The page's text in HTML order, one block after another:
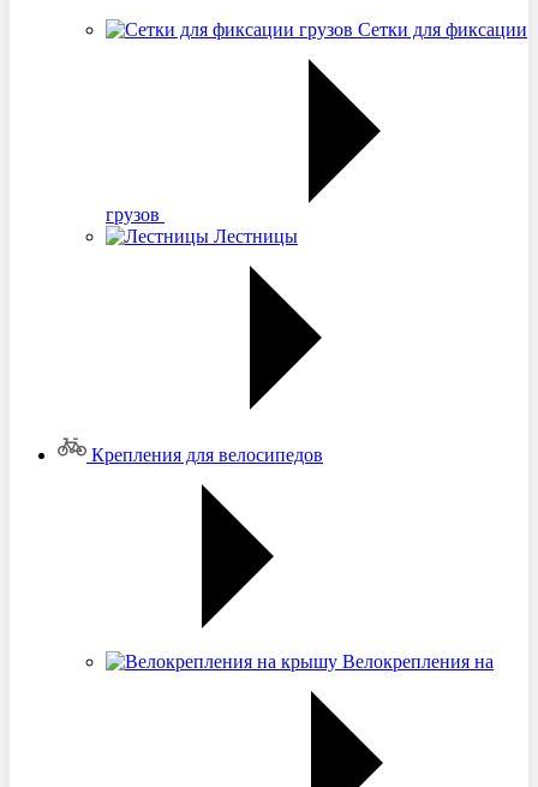
Сетки для фиксации
грузов
Лестницы
Крепления для велосипедов
Велокрепления на